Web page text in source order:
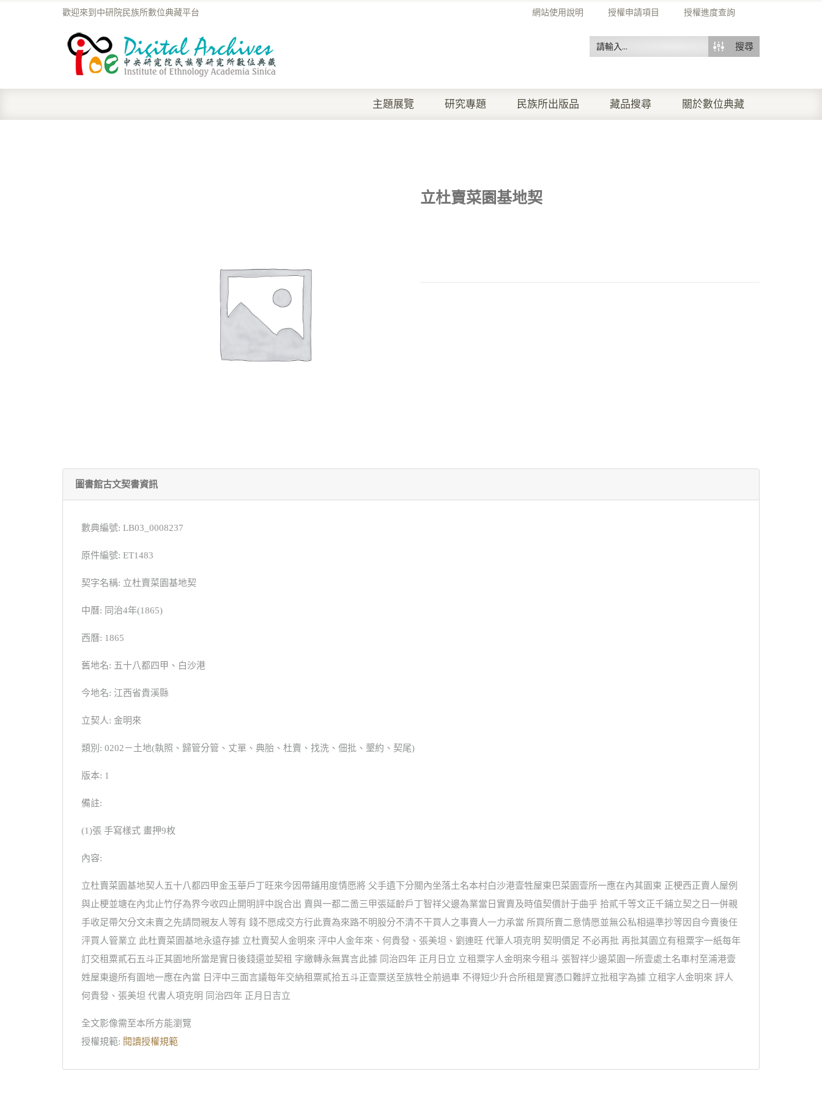
網站使用說明 授權申請項目 授權進度查詢
歡迎來到中研院民族所數位典藏平台
搜尋
主題展覽 研究專題 民族所出版品 藏品搜尋 關於數位典藏
立杜賣菜園基地契
圖書館古文契書資訊
數典編號: LB03_0008237
原件編號: ET1483
契字名稱: 立杜賣菜園基地契
中曆: 同治4年(1865)
西曆: 1865
舊地名: 五十八都四甲、白沙港
今地名: 江西省貴溪縣
立契人: 金明來
類別: 0202－土地(執照、歸管分管、丈單、典胎、杜賣、找洗、佃批、墾約、契尾)
版本: 1
備註:
(1)張 手寫樣式 畫押9枚
內容:
立杜賣菜園基地契人五十八都四甲金玉華戶丁旺來今因帶鋪用度情愿將 父手遺下分關內坐落土名本村白沙港壹牲屋東巴菜園壹所一應在內其園東 正梗西正賣人屋例
與止梗並塘在內北止竹仔為界今收四止開明評中說合出 賣與一都二啚三甲張延齡戶丁智祥父邊為業當日實賣及時值契價計于曲乎 拾貳千等文正千鋪立契之日一併親
手收足帶欠分文未賣之先請問親友人等有 錢不愿成交方行此賣為來路不明股分不清不干買人之事賣人一力承當 所買所賣二意情愿並無公私相逼準抄等因自今賣後任
泙買人管業立 此杜賣菜園基地永遠存據 立杜賣契人金明來 泙中人金年來、何貴發、張美坦、劉連旺 代筆人項克明 契明價足 不必再批 再批其園立有租粟字一紙每年
訂交租粟貳石五斗正其園地所當是實日後錢還並契租 字繳轉永無異言此據 同治四年 正月日立 立租粟字人金明來今租斗 張智祥少邊菜園一所壹處土名車村至浦港壹
姓屋東邊所有園地一應在內當 日泙中三面言議每年交納租粟貳拾五斗正壹粟送至族牲仝前過車 不得短少升合所租是實憑口難評立批租字為據 立租字人金明來 評人
何貴發、張美坦 代書人項克明 同治四年 正月日吉立
全文影像需至本所方能瀏覽
授權規範: 閱讀授權規範